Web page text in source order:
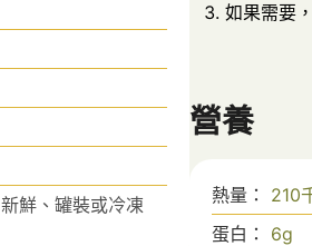
新鮮、罐裝或冷凍
如果需要
營養
熱量： 210
蛋白： 6g